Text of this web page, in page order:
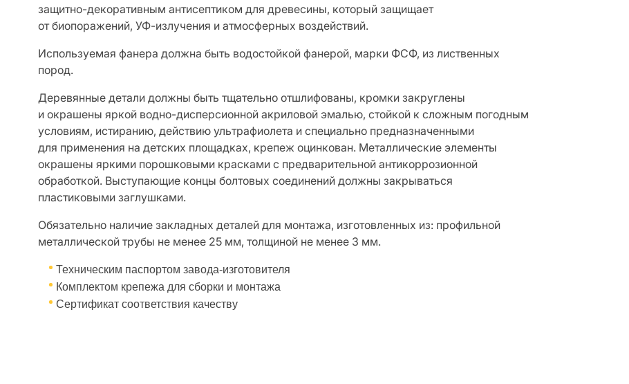
защитно-декоративным антисептиком для древесины, который защищает
от биопоражений, УФ-излучения и атмосферных воздействий.
Используемая фанера должна быть водостойкой фанерой, марки ФСФ, из лиственных
пород.
Деревянные детали должны быть тщательно отшлифованы, кромки закруглены
и окрашены яркой водно-дисперсионной акриловой эмалью, стойкой к сложным погодным
условиям, истиранию, действию ультрафиолета и специально предназначенными
для применения на детских площадках, крепеж оцинкован. Металлические элементы
окрашены яркими порошковыми красками с предварительной антикоррозионной
обработкой. Выступающие концы болтовых соединений должны закрываться
пластиковыми заглушками.
Обязательно наличие закладных деталей для монтажа, изготовленных из: профильной
металлической трубы не менее 25 мм, толщиной не менее 3 мм.
Техническим паспортом завода-изготовителя
Комплектом крепежа для сборки и монтажа
Сертификат соответствия качеству